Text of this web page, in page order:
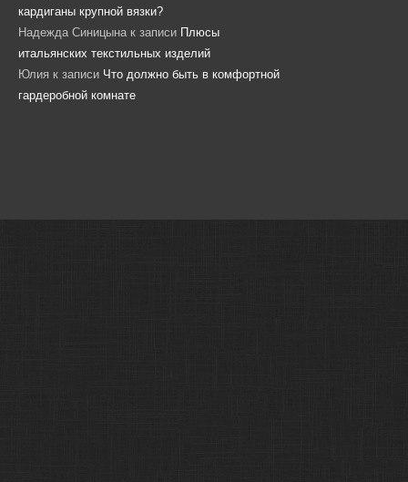
кардиганы крупной вязки?
Надежда Синицына к записи Плюсы
итальянских текстильных изделий
Юлия к записи Что должно быть в комфортной
гардеробной комнате